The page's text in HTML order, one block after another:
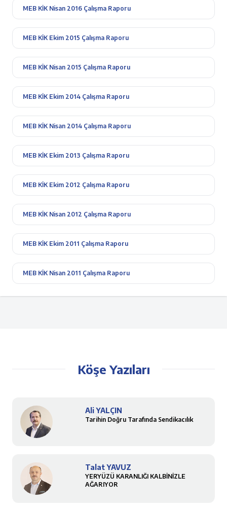
MEB KİK Nisan 2016 Çalışma Raporu
MEB KİK Ekim 2015 Çalışma Raporu
MEB KİK Nisan 2015 Çalışma Raporu
MEB KİK Ekim 2014 Çalışma Raporu
MEB KİK Nisan 2014 Çalışma Raporu
MEB KİK Ekim 2013 Çalışma Raporu
MEB KİK Ekim 2012 Çalışma Raporu
MEB KİK Nisan 2012 Çalışma Raporu
MEB KİK Ekim 2011 Çalışma Raporu
MEB KİK Nisan 2011 Çalışma Raporu
Köşe Yazıları
Ali YALÇIN
Tarihin Doğru Tarafında Sendikacılık
Talat YAVUZ
YERYÜZÜ KARANLIĞI KALBİNİZLE
AĞARIYOR